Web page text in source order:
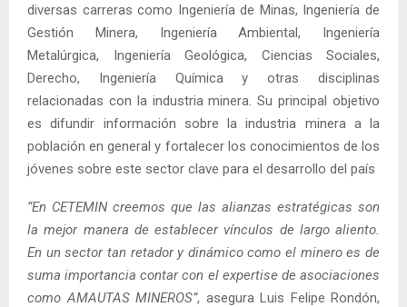
diversas carreras como Ingeniería de Minas, Ingeniería de
Gestión Minera, Ingeniería Ambiental, Ingeniería
Metalúrgica, Ingeniería Geológica, Ciencias Sociales,
Derecho, Ingeniería Química y otras disciplinas
relacionadas con la industria minera. Su principal objetivo
es difundir información sobre la industria minera a la
población en general y fortalecer los conocimientos de los
jóvenes sobre este sector clave para el desarrollo del país
“En CETEMIN creemos que las alianzas estratégicas son
la mejor manera de establecer vínculos de largo aliento.
En un sector tan retador y dinámico como el minero es de
suma importancia contar con el expertise de asociaciones
como AMAUTAS MINEROS”, asegura Luis Felipe Rondón,